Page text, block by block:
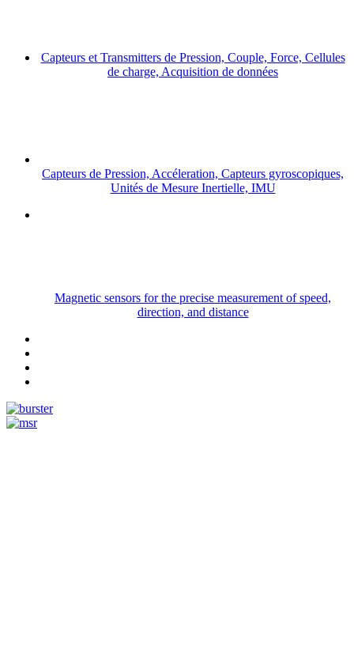
Capteurs et Transmitters de Pression, Couple, Force, Cellules
de charge, Acquisition de données
Capteurs de Pression, Accéleration, Capteurs gyroscopiques,
Unités de Mesure Inertielle, IMU
Magnetic sensors for the precise measurement of speed,
direction, and distance